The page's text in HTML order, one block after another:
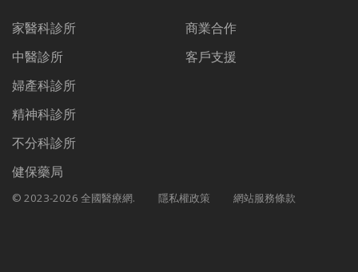
家醫科診所
中醫診所
婦產科診所
精神科診所
不分科診所
健保藥局
商業合作
客戶支援
© 2023-2026 全國醫療網. 隱私權政策 網站服務條款